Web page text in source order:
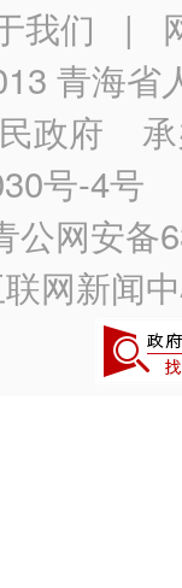
我们 |
青海省
政府 承
号-4号
公网安备
网新闻